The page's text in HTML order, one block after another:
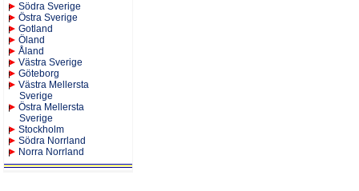
Södra Sverige
Östra Sverige
Gotland
Öland
Åland
Västra Sverige
Göteborg
Västra Mellersta
Sverige
Östra Mellersta
Sverige
Stockholm
Södra Norrland
Norra Norrland